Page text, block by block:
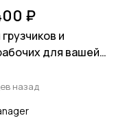
₽
и
для вашей
и склада
назад